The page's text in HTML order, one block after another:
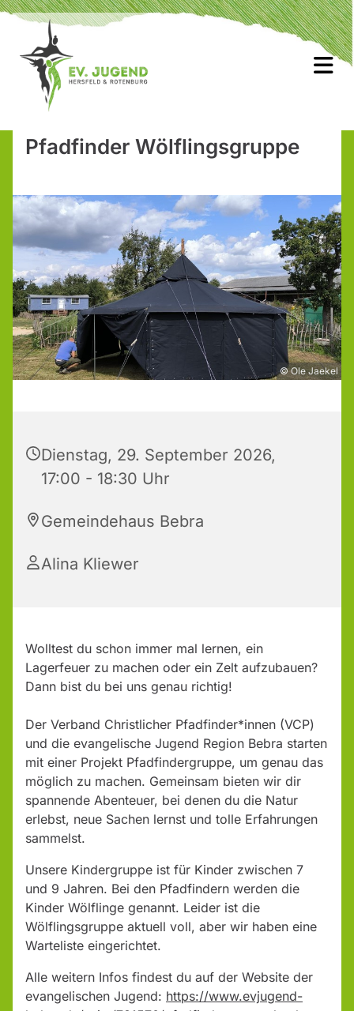
Pfadfinder Wölflingsgruppe
© Ole Jaekel
Dienstag, 29. September 2026,
17:00 - 18:30 Uhr
Gemeindehaus Bebra
Alina Kliewer
Wolltest du schon immer mal lernen, ein
Lagerfeuer zu machen oder ein Zelt aufzubauen?
Dann bist du bei uns genau richtig!
Der Verband Christlicher Pfadfinder*innen (VCP)
und die evangelische Jugend Region Bebra starten
mit einer Projekt Pfadfindergruppe, um genau das
möglich zu machen. Gemeinsam bieten wir dir
spannende Abenteuer, bei denen du die Natur
erlebst, neue Sachen lernst und tolle Erfahrungen
sammelst.
Unsere Kindergruppe ist für Kinder zwischen 7
und 9 Jahren. Bei den Pfadfindern werden die
Kinder Wölflinge genannt. Leider ist die
Wölflingsgruppe aktuell voll, aber wir haben eine
Warteliste eingerichtet.
Alle weitern Infos findest du auf der Website der
evangelischen Jugend: https://www.evjugend-